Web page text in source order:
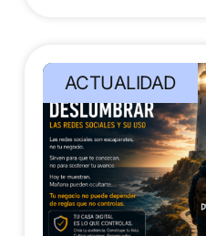
ACTUALIDAD